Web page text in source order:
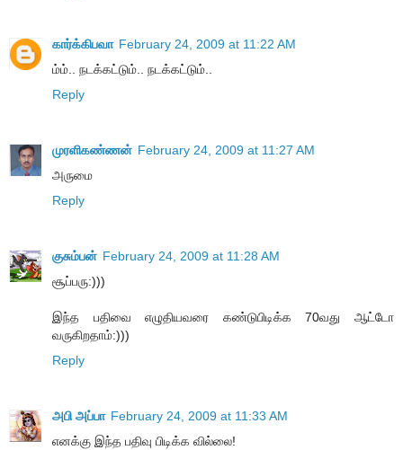
கார்க்கிபவா February 24, 2009 at 11:22 AM
ம்ம்.. நடக்கட்டும்.. நடக்கட்டும்..
Reply
முரளிகண்ணன் February 24, 2009 at 11:27 AM
அருமை
Reply
குசும்பன் February 24, 2009 at 11:28 AM
சூப்பரு:)))
இந்த பதிவை எழுதியவரை கண்டுபிடிக்க 70வது ஆட்டோ
வருகிறதாம்:)))
Reply
அபி அப்பா February 24, 2009 at 11:33 AM
எனக்கு இந்த பதிவு பிடிக்க வில்லை!